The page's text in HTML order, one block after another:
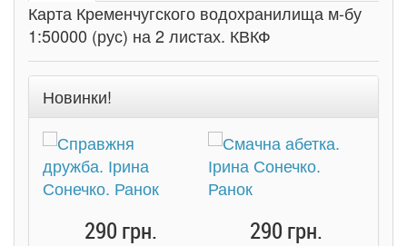
Карта Кременчугского водохранилища м-бу
1:50000 (рус) на 2 листах. КВКФ
Новинки!
290 грн. 290 грн.